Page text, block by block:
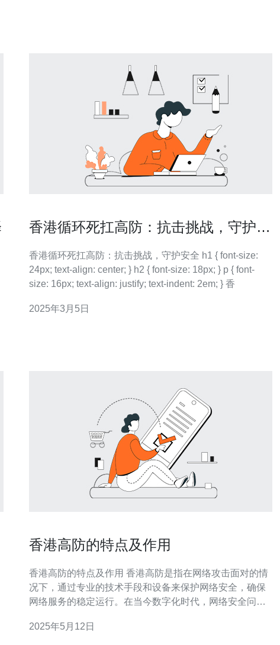
香港循环死扛高防：抗击挑战，守护安
香港循环死扛高防：抗击挑战，守护安全 h1 { font-size:
24px; text-align: center; } h2 { font-size: 18px; } p { font-
size: 16px; text-align: justify; text-indent: 2em; } 香
2025年3月5日
香港高防的特点及作用
香港高防的特点及作用 香港高防是指在网络攻击面对的情
况下，通过专业的技术手段和设备来保护网络安全，确保
网络服务的稳定运行。在当今数字化时代，网络安全问题
手段。 1. 高效稳定：香港高防系统具有强大的抗攻击能
2025年5月12日